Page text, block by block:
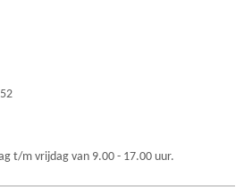
t/m vrijdag van 9.00 - 17.00 uur.